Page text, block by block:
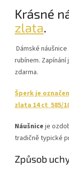
Krásné
zlata.
Dámské
rubínem.
zdarma.
Šperk je
zlata 14 ct 585/
Náušnice je
tradičně typické
Způsob